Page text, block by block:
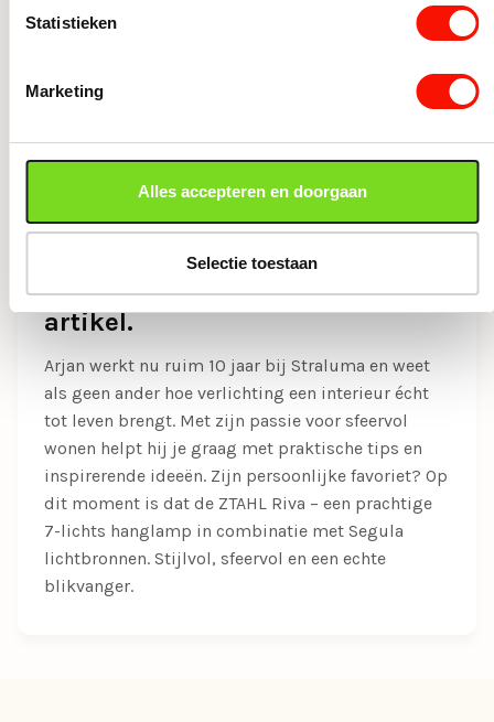
Statistieken
Marketing
Alles accepteren en doorgaan
Selectie toestaan
De hoogste bescherming. Lampen met de IP68-keuring
zijn stofdicht en beschermd tegen verblijf onder water.
artikel.
Arjan werkt nu ruim 10 jaar bij Straluma en weet
als geen ander hoe verlichting een interieur écht
tot leven brengt. Met zijn passie voor sfeervol
wonen helpt hij je graag met praktische tips en
inspirerende ideeën. Zijn persoonlijke favoriet? Op
dit moment is dat de ZTAHL Riva – een prachtige
7-lichts hanglamp in combinatie met Segula
lichtbronnen. Stijlvol, sfeervol en een echte
blikvanger.